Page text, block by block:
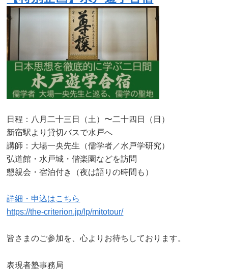
日程：八月二十三日（土）〜二十四日（日）
新宿駅より貸切バスで水戸へ
講師：大場一央先生（儒学者／水戸学研究）
弘道館・水戸城・偕楽園などを訪問
懇親会・宿泊付き（夜は語りの時間も）
詳細・申込はこちら
https://the-criterion.jp/lp/mitotour/
皆さまのご参加を、心よりお待ちしております。
表現者塾事務局